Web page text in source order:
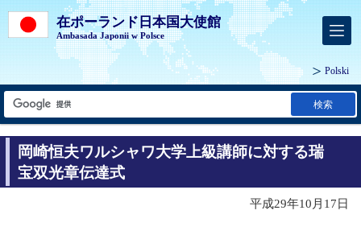
在ポーランド日本国大使館
Ambasada Japonii w Polsce
Polski
検索
岡崎恒夫ワルシャワ大学上級講師に対する瑞
宝双光章伝達式
平成29年10月17日